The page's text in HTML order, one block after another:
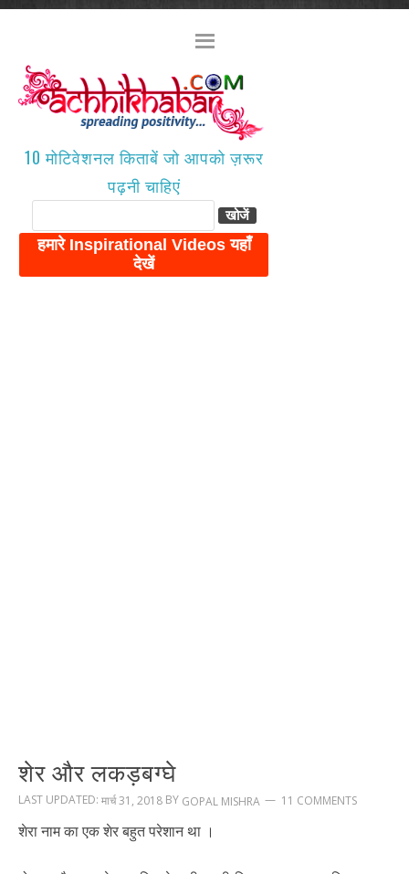
10 मोटिवेशनल किताबें जो आपको ज़रूर
पढ़नी चाहिएं
शेर और लकड़बग्घे
LAST UPDATED: मार्च 31, 2018 BY GOPAL MISHRA 11 COMMENTS
शेरा नाम का एक शेर बहुत परेशान था ।